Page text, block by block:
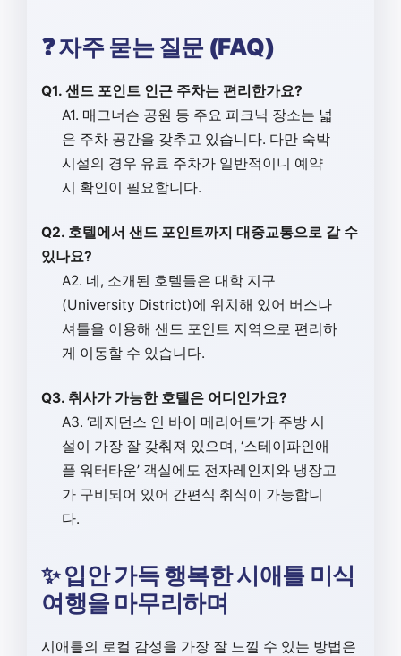
❓ 자주 묻는 질문 (FAQ)
Q1. 샌드 포인트 인근 주차는 편리한가요?
A1. 매그너슨 공원 등 주요 피크닉 장소는 넓
은 주차 공간을 갖추고 있습니다. 다만 숙박
시설의 경우 유료 주차가 일반적이니 예약
시 확인이 필요합니다.
Q2. 호텔에서 샌드 포인트까지 대중교통으로 갈 수
있나요?
A2. 네, 소개된 호텔들은 대학 지구
(University District)에 위치해 있어 버스나
셔틀을 이용해 샌드 포인트 지역으로 편리하
게 이동할 수 있습니다.
Q3. 취사가 가능한 호텔은 어디인가요?
A3. ‘레지던스 인 바이 메리어트’가 주방 시
설이 가장 잘 갖춰져 있으며, ‘스테이파인애
플 워터타운’ 객실에도 전자레인지와 냉장고
가 구비되어 있어 간편식 취식이 가능합니
다.
✨ 입안 가득 행복한 시애틀 미식
여행을 마무리하며
시애틀의 로컬 감성을 가장 잘 느낄 수 있는 방법은